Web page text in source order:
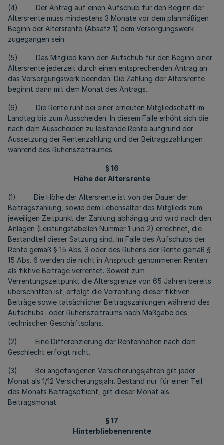
(4) Der Antrag auf einen Aufschub für den Beginn der
Altersrente muss mindestens 3 Monate vor dem planmäßigen
Beginn der Altersrente (Absatz 1) dem Versorgungswerk
zugegangen sein.
(5) Das Mitglied kann den Aufschub für den Beginn einer
Altersrente jederzeit durch einen entsprechenden Antrag an
das Versorgungswerk beenden. Die Zahlung der Altersrente
beginnt dann mit dem Monat des Antrags.
(6) Die Rente ruht bei einer erneuten Mitgliedschaft im
Landtag bis zum Ausscheiden. In diesem Falle erhöht sich die
nach dem Ausscheiden zu leistende Rente aufgrund der
Aussetzung der Rentenzahlung und der Beitragszahlungen
während des Ruhenszeitraumes.
§ 16
Höhe der Altersrente
(1) Die Höhe der Altersrente ist von der Dauer der
Beitragszahlung, sowie dem Lebensalter des Mitglieds zum
jeweiligen Zeitpunkt der Zahlung abhängig und wird nach den
Anlagen (Leistungstabellen Nummer 1 und 2) errechnet, die
Bestandteil dieser Satzung sind. Im Falle des Aufschubs der
Rente gemäß § 15 Abs. 3 oder des Ruhens der Rente gemäß §
15 Abs. 6 werden die nicht in Anspruch genommenen Renten
als fiktive Beiträge verrentet. Soweit zum
Verrentungszeitpunkt die Altersgrenze von 65 Jahren bereits
überschritten ist, erfolgt die Verrentung dieser fiktiven
Beiträge sowie tatsächlicher Beitragszahlungen während des
Aufschubs- oder Ruhenszeitraums nach Maßgabe des
technischen Geschäftsplans.
(2) Eine Differenzierung der Rentenhöhen nach dem
Geschlecht erfolgt nicht.
(3) Bei angefangenen Versicherungsjahren gilt jeder
Monat als 1/12 Versicherungsjahr. Bestand nur für einen Teil
des Monats Beitragspflicht, gilt dieser Monat als
Beitragsmonat.
§ 17
Hinterbliebenenrente